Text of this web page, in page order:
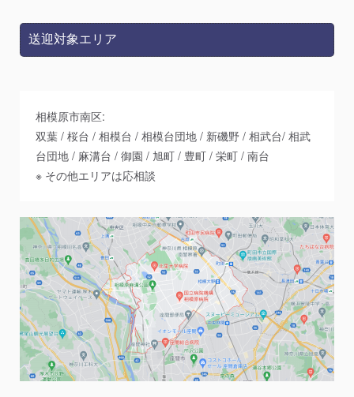
相模原市南区:
双葉 / 桜台 / 相模台 / 相模台団地 / 新磯野 / 相武台/ 相武
台団地 / 麻溝台 / 御園 / 旭町 / 豊町 / 栄町 / 南台
※ その他エリアは応相談